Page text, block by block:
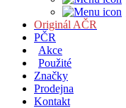
Originál AČR
PČR
Akce
Použité
Značky
Prodejna
Kontakt